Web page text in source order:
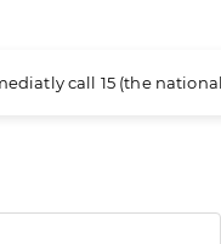
call 15 (the